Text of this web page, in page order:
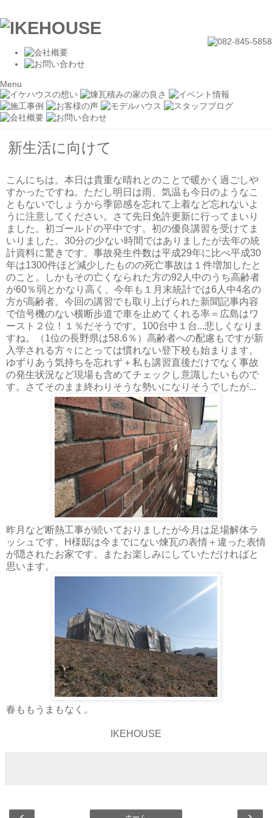
Menu
新生活に向けて
こんにちは。本日は貴重な晴れとのことで暖かく過ごしや
すかったですね。ただし明日は雨、気温も今日のようなこ
ともないでしょうから季節感を忘れて上着など忘れないよ
うに注意してください。さて先日免許更新に行ってまいり
ました。初ゴールドの平中です。初の優良講習を受けてま
いりました。30分の少ない時間ではありましたが去年の統
計資料に驚きです。事故発生件数は平成29年に比べ平成30
年は1300件ほど減少したものの死亡事故は１件増加したと
のこと。しかもその亡くなられた方の92人中のうち高齢者
が60％弱とかなり高く、今年も１月末統計では6人中4名の
方が高齢者。今回の講習でも取り上げられた新聞記事内容
で信号機のない横断歩道で車を止めてくれる率＝広島はワ
ースト２位！１％だそうです。100台中１台...悲しくなりま
すね。（1位の長野県は58.6％）高齢者への配慮もですが新
入学される方々にとっては慣れない登下校も始まります。
ゆずりあう気持ちを忘れず＋私も講習直後だけでなく事故
の発生状況など現場も含めてチェックし意識したいもので
す。さてそのまま終わりそうな勢いになりそうでしたが...
昨月など断熱工事が続いておりましたが今月は足場解体ラ
ッシュです。H様邸は今までにない煉瓦の表情＋違った表情
が隠されたお家です。またお楽しみにしていただければと
思います。
春ももうまもなく。
IKEHOUSE